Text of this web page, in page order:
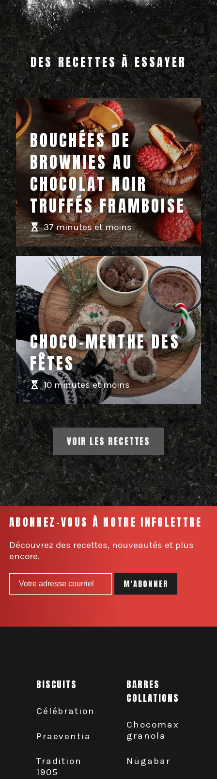
DES RECETTES À ESSAYER
BOUCHÉES DE
BROWNIES AU
CHOCOLAT NOIR
TRUFFÉS FRAMBOISE
37 minutes et moins
CHOCO-MENTHE DES
FÊTES
10 minutes et moins
VOIR LES RECETTES
ABONNEZ-VOUS À NOTRE INFOLETTRE
Découvrez des recettes, nouveautés et plus
encore.
BISCUITS
Célébration
Praeventia
Tradition
1905
BARRES
COLLATIONS
Chocomax
granola
Nügabar